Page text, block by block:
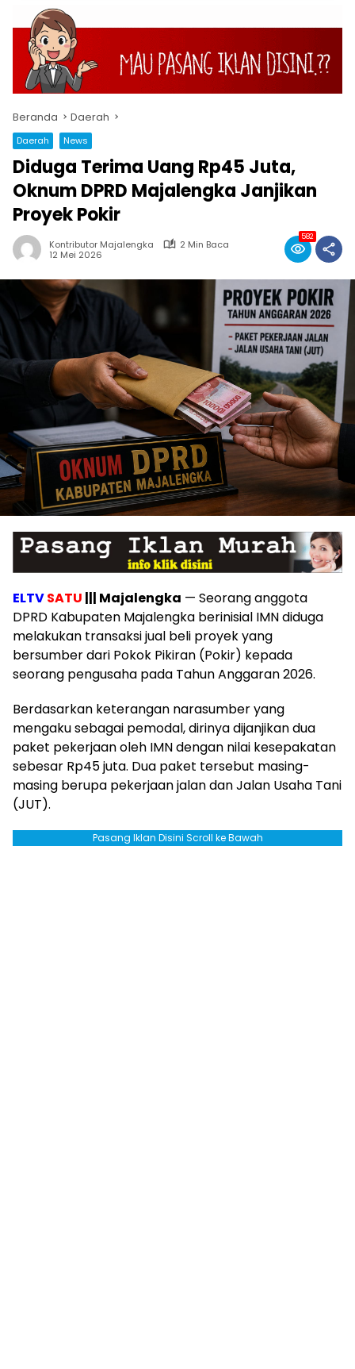
Beranda Daerah
Daerah News
Diduga Terima Uang Rp45 Juta,
Oknum DPRD Majalengka Janjikan
Proyek Pokir
Kontributor Majalengka
2 Min Baca
12 Mei 2026
582
ELTVSATU ||| Majalengka — Seorang anggota
DPRD Kabupaten Majalengka berinisial IMN diduga
melakukan transaksi jual beli proyek yang
bersumber dari Pokok Pikiran (Pokir) kepada
seorang pengusaha pada Tahun Anggaran 2026.
Berdasarkan keterangan narasumber yang
mengaku sebagai pemodal, dirinya dijanjikan dua
paket pekerjaan oleh IMN dengan nilai kesepakatan
sebesar Rp45 juta. Dua paket tersebut masing-
masing berupa pekerjaan jalan dan Jalan Usaha Tani
(JUT).
Pasang Iklan Disini Scroll ke Bawah